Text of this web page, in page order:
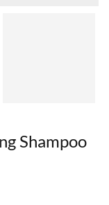
Shampoo